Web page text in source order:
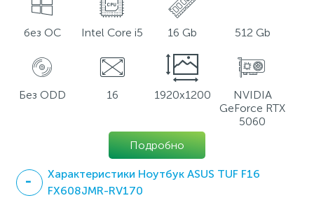
без ОС Intel Core i5 16 Gb 512 Gb
Без ODD 16 1920x1200
NVIDIA
GeForce RTX
5060
Подробно
Характеристики Ноутбук ASUS TUF F16
FX608JMR-RV170